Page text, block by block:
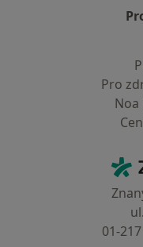
Pro
Noa
01-